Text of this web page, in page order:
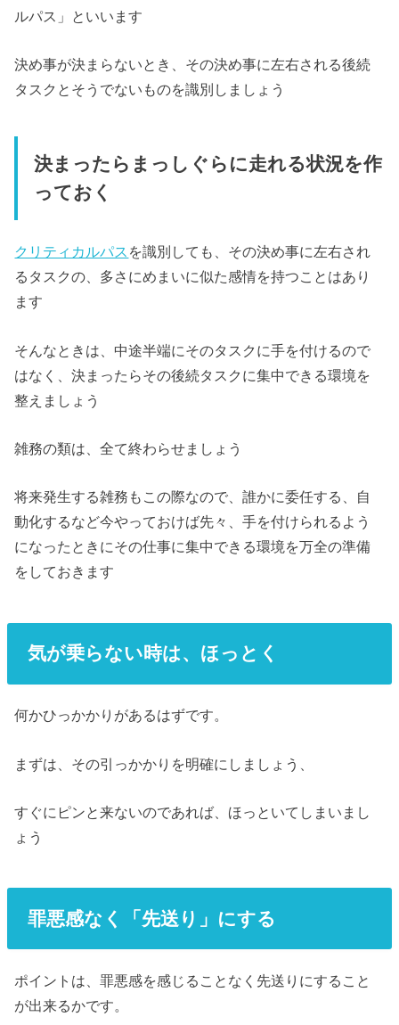
ルパス」といいます
決め事が決まらないとき、その決め事に左右される後続
タスクとそうでないものを識別しましょう
決まったらまっしぐらに走れる状況を作
っておく
クリティカルパス を識別しても、その決め事に左右され
るタスクの、多さにめまいに似た感情を持つことはあり
ます
そんなときは、中途半端にそのタスクに手を付けるので
はなく、決まったらその後続タスクに集中できる環境を
整えましょう
雑務の類は、全て終わらせましょう
将来発生する雑務もこの際なので、誰かに委任する、自
動化するなど今やっておけば先々、手を付けられるよう
になったときにその仕事に集中できる環境を万全の準備
をしておきます
気が乗らない時は、ほっとく
何かひっかかりがあるはずです。
まずは、その引っかかりを明確にしましょう、
すぐにピンと来ないのであれば、ほっといてしまいまし
ょう
罪悪感なく「先送り」にする
ポイントは、罪悪感を感じることなく先送りにすること
が出来るかです。